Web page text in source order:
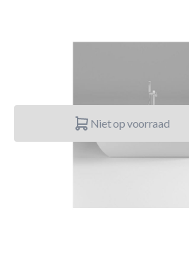
Niet op voorraad
Deze WEST vrijstaande badkuip